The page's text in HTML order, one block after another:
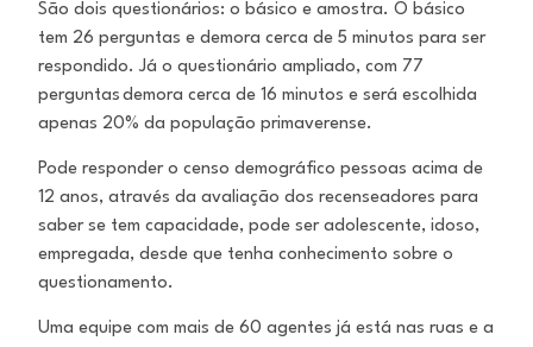
São dois questionários: o básico e amostra. O básico
tem 26 perguntas e demora cerca de 5 minutos para ser
respondido. Já o questionário ampliado, com 77
perguntas demora cerca de 16 minutos e será escolhida
apenas 20% da população primaverense.
Pode responder o censo demográfico pessoas acima de
12 anos, através da avaliação dos recenseadores para
saber se tem capacidade, pode ser adolescente, idoso,
empregada, desde que tenha conhecimento sobre o
questionamento.
Uma equipe com mais de 60 agentes já está nas ruas e a